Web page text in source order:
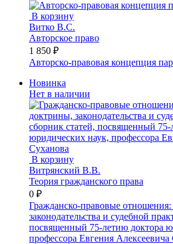
В корзину
Витко В.С.
Авторское право
1 850 ₽
Авторско-правовая концепция
Новинка
Нет в наличии
В корзину
Витрянский В.В.
Теория гражданского права
0 ₽
Гражданско-правовые
законодательства и судебной
посвященный 75-летию доктора
профессора Евгения Алексеевича